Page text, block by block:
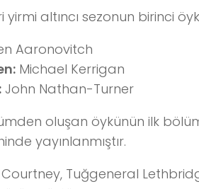
yirmi altıncı sezonun birinci
Aaronovitch
Michael Kerrigan
John Nathan-Turner
oluşan öykünün ilk
yayınlanmıştır.
Tuğgeneral